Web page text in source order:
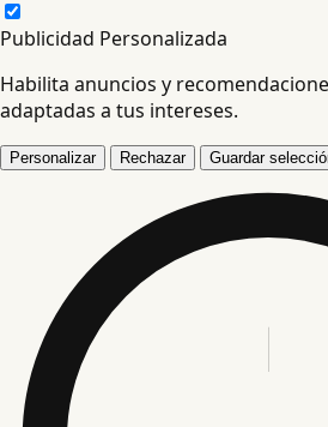
Publicidad Personalizada
Habilita anuncios y
adaptadas a tus intereses.
Personalizar Rechazar Guardar